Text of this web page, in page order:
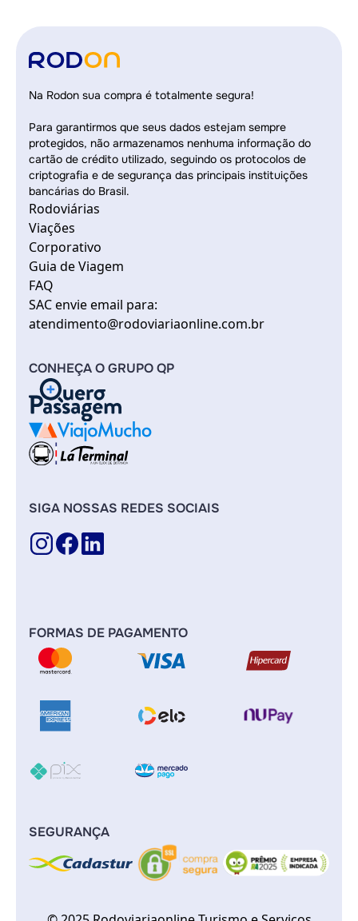
Na Rodon sua compra é totalmente segura!
Para garantirmos que seus dados estejam sempre
protegidos, não armazenamos nenhuma informação do
cartão de crédito utilizado, seguindo os protocolos de
criptografia e de segurança das principais instituições
bancárias do Brasil.
Rodoviárias
Viações
Corporativo
Guia de Viagem
FAQ
SAC envie email para:
atendimento@rodoviariaonline.com.br
CONHEÇA O GRUPO QP
SIGA NOSSAS REDES SOCIAIS
FORMAS DE PAGAMENTO
SEGURANÇA